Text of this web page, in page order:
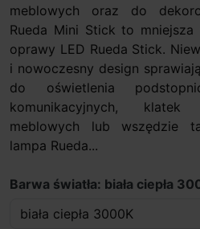
meblowych oraz do
Rueda Mini Stick to
oprawy LED Rueda Stick.
i nowoczesny design
do oświetlenia
komunikacyjnych,
meblowych lub wszędzie
lampa Rueda...
Barwa światła: biała ciepła